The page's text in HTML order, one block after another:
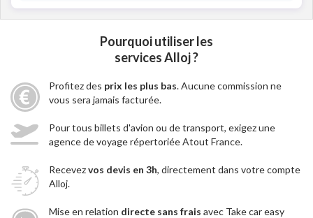
Pourquoi utiliser les
services Alloj ?
Profitez des prix les plus bas. Aucune commission ne
vous sera jamais facturée.
Pour tous billets d'avion ou de transport, exigez une
agence de voyage répertoriée Atout France.
Recevezvos devis en 3h, directement dans votre compte
Alloj.
Mise en relation directe sans frais avec Take car easy